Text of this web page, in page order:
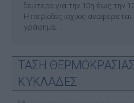
δεύτερο για την 10η έως την
Η περίοδος ισχύος
γράφημα.
ΤΑΣΗ
ΚΥΚΛΑΔΕΣ